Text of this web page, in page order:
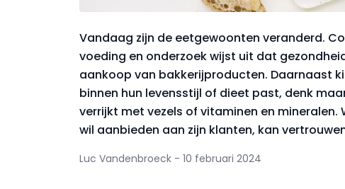
Vandaag zijn de eetgewoonten veranderd.
voeding en onderzoek wijst uit dat
aankoop van bakkerijproducten. Daarnaast
binnen hun levensstijl of dieet past, denk
verrijkt met vezels of vitaminen en
wil aanbieden aan zijn klanten, kan
Luc Vandenbroeck - 10 februari 2024